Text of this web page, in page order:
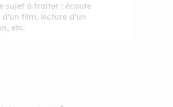
sujet à traiter : écoute
film, lecture d’un
etc.